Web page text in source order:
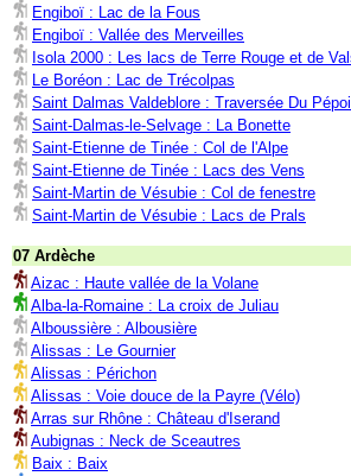
Engiboï : Lac de la Fous
Engiboï : Vallée des Merveilles
Isola 2000 : Les lacs de Terre Rouge et de
Le Boréon : Lac de Trécolpas
Saint Dalmas Valdeblore : Traversée Du
Saint-Dalmas-le-Selvage : La Bonette
Saint-Etienne de Tinée : Col de l'Alpe
Saint-Etienne de Tinée : Lacs des Vens
Saint-Martin de Vésubie : Col de fenestre
Saint-Martin de Vésubie : Lacs de Prals
07 Ardèche
Aizac : Haute vallée de la Volane
Alba-la-Romaine : La croix de Juliau
Alboussière : Albousière
Alissas : Le Gournier
Alissas : Périchon
Alissas : Voie douce de la Payre (Vélo)
Arras sur Rhône : Château d'Iserand
Aubignas : Neck de Sceautres
Baix : Baix